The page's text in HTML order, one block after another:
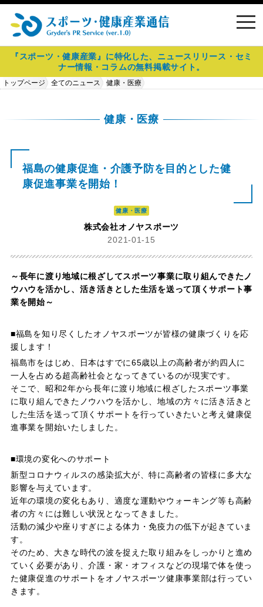
『スポーツ・健康産業』に特化した、ニュースリリース・セミ
ナー情報・コラムの無料掲載サイト。
トップページ 全てのニュース
健康・医療
健康・医療
福島の健康促進・介護予防を目的とした健
康促進事業を開始！
健康・医療
株式会社オノヤスポーツ
2021-01-15
～長年に渡り地域に根ざしてスポーツ事業に取り組んできたノ
ウハウを活かし、活き活きとした生活を送って頂くサポート事
業を開始～
■福島を知り尽くしたオノヤスポーツが皆様の健康づくりを応
援します！
福島市をはじめ、日本はすでに65歳以上の高齢者が約四人に
一人を占める超高齢社会となってきているのが現実です。
そこで、昭和2年から長年に渡り地域に根ざしたスポーツ事業
に取り組んできたノウハウを活かし、地域の方々に活き活きと
した生活を送って頂くサポートを行っていきたいと考え健康促
進事業を開始いたしました。
■環境の変化へのサポート
新型コロナウィルスの感染拡大が、特に高齢者の皆様に多大な
影響を与えています。
近年の環境の変化もあり、適度な運動やウォーキング等も高齢
者の方々には難しい状況となってきました。
活動の減少や座りすぎによる体力・免疫力の低下が起きていま
す。
そのため、大きな時代の波を捉えた取り組みをしっかりと進め
ていく必要があり、介護・家・オフィスなどの現場で体を使っ
た健康促進のサポートをオノヤスポーツ健康事業部は行ってい
きます。